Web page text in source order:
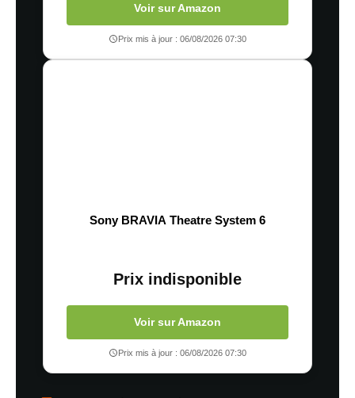
Voir sur Amazon
Prix mis à jour : 06/08/2026 07:30
Sony BRAVIA Theatre System 6
Prix indisponible
Voir sur Amazon
Prix mis à jour : 06/08/2026 07:30